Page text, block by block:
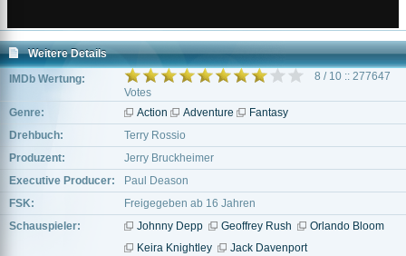
Weitere Details
IMDb Wertung:
8 / 10 :: 277647
Votes
Genre:
Action Adventure
Fantasy
Drehbuch:
Terry Rossio
Produzent:
Jerry Bruckheimer
Executive Producer:
Paul Deason
FSK:
Freigegeben ab 16 Jahren
Schauspieler:
Johnny Depp Geoffrey Rush
Orlando Bloom
Keira Knightley
Jack Davenport